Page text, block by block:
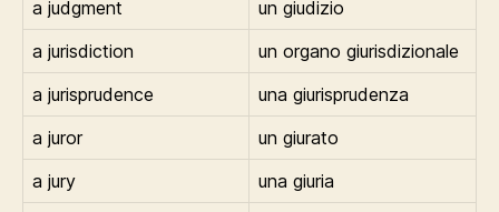
a judgment
un giudizio
a jurisdiction
un organo giurisdizionale
a jurisprudence
una giurisprudenza
a juror
un giurato
a jury
una giuria